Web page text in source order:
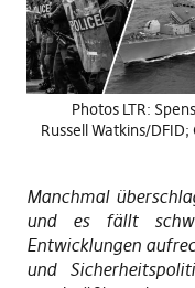
Photos LTR:
Russell Watkins/
Manchmal
und es fällt
Entwicklungen
und